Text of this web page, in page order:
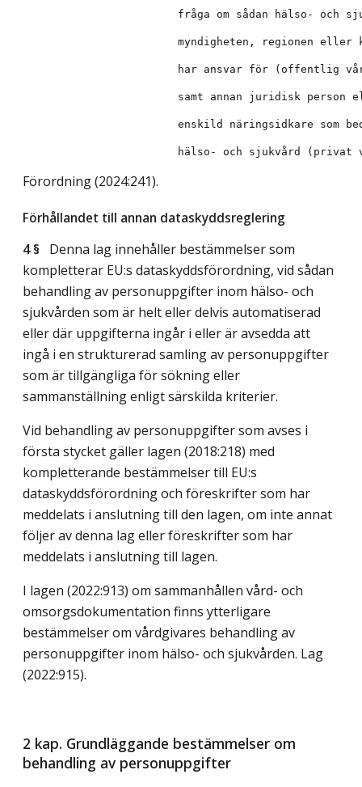
Förordning (2024:241).
Förhållandet till annan dataskyddsreglering
4 § Denna lag innehåller bestämmelser som
kompletterar EU:s dataskyddsförordning, vid sådan
behandling av personuppgifter inom hälso- och
sjukvården som är helt eller delvis automatiserad
eller där uppgifterna ingår i eller är avsedda att
ingå i en strukturerad samling av personuppgifter
som är tillgängliga för sökning eller
sammanställning enligt särskilda kriterier.
Vid behandling av personuppgifter som avses i
första stycket gäller lagen (2018:218) med
kompletterande bestämmelser till EU:s
dataskyddsförordning och föreskrifter som har
meddelats i anslutning till den lagen, om inte annat
följer av denna lag eller föreskrifter som har
meddelats i anslutning till lagen.
I lagen (2022:913) om sammanhållen vård- och
omsorgsdokumentation finns ytterligare
bestämmelser om vårdgivares behandling av
personuppgifter inom hälso- och sjukvården. Lag
(2022:915).
2 kap. Grundläggande bestämmelser om
behandling av personuppgifter